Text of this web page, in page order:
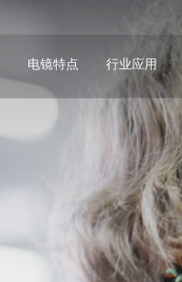
电镜特点 行业应用